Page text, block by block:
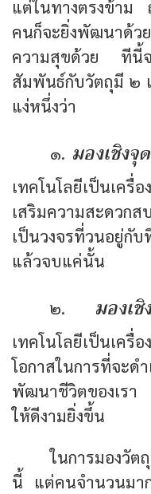
แต่ในทางตรงข้าม
คนก็จะยิ่งพัฒนาด้
ความสุขด้วย ทีนี้จ
สัมพันธ์กับวัตถุมี ๒
แง่หนึ่งว่า
๑. มองเชิงจุ
เทคโนโลยีเป็นเครื่
เสริมความสะดวก
เป็นวงจรที่วนอยู่กั
แล้วจบแค่นั้น
๒. มองเ
เทคโนโลยีเป็นเค
โอกาสในการที่จะ
พัฒนาชีวิตของเรา
ให้ดีงามยิ่งขึ้น
ในการมองวั
นี้ แต่คนจำนวนมาก